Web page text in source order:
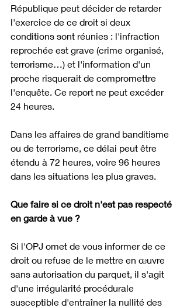
République peut décider de retarder
l'exercice de ce droit si deux
conditions sont réunies : l'infraction
reprochée est grave (crime organisé,
terrorisme…) et l'information d'un
proche risquerait de compromettre
l'enquête. Ce report ne peut excéder
24 heures.
Dans les affaires de grand banditisme
ou de terrorisme, ce délai peut être
étendu à 72 heures, voire 96 heures
dans les situations les plus graves.
Que faire si ce droit n'est pas respecté
en garde à vue ?
Si l'OPJ omet de vous informer de ce
droit ou refuse de le mettre en œuvre
sans autorisation du parquet, il s'agit
d'une irrégularité procédurale
susceptible d'entraîner la nullité des